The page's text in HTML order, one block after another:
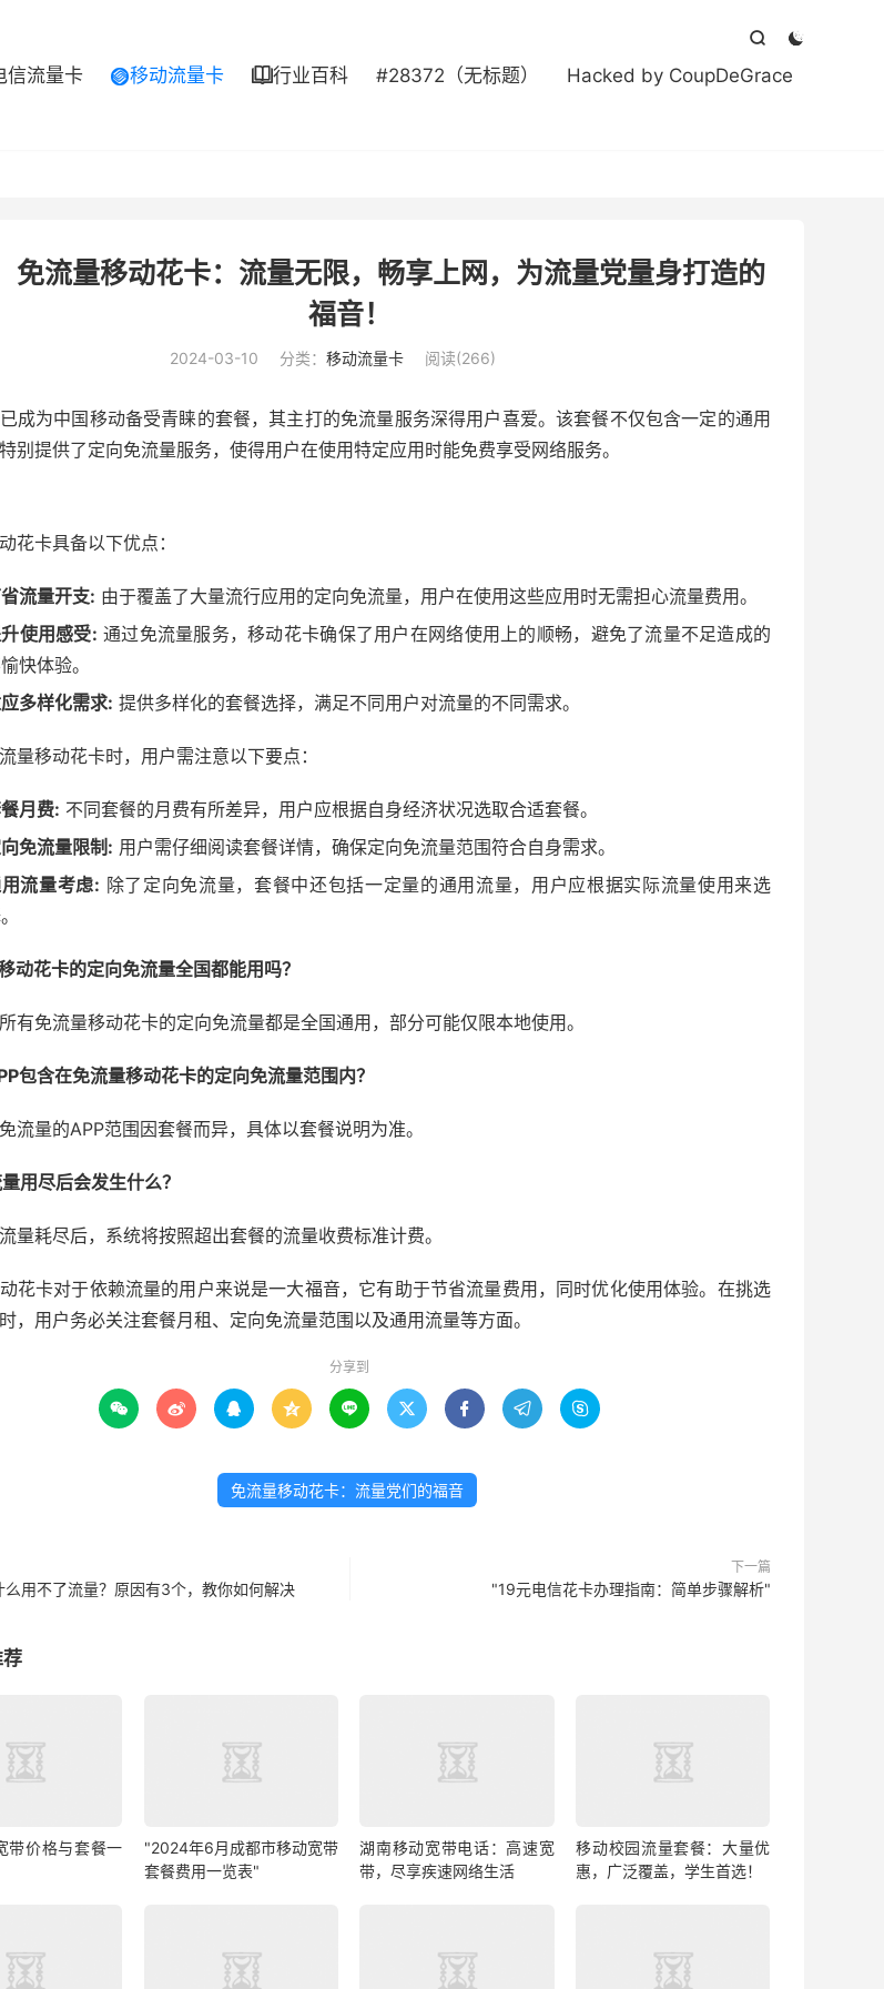


信流量卡 移动流量卡 行业百科 #28372（无标题）
Hacked by CoupDeGrace
免流量移动花卡：流量无限，畅享上网，为流量党量身打造的
福音！
2024-03-10 分类： 移动流量卡 阅读(266)
成为中国移动备受青睐的套餐，其主打的免流量服务深得用户喜爱。该套餐不仅包含一定的通用
别提供了定向免流量服务，使得用户在使用特定应用时能免费享受网络服务。
花卡具备以下优点：
流量开支: 由于覆盖了大量流行应用的定向免流量，用户在使用这些应用时无需担心流量费用。
使用感受: 通过免流量服务，移动花卡确保了用户在网络使用上的顺畅，避免了流量不足造成的
快体验。
多样化需求: 提供多样化的套餐选择，满足不同用户对流量的不同需求。
量移动花卡时，用户需注意以下要点：
月费: 不同套餐的月费有所差异，用户应根据自身经济状况选取合适套餐。
免流量限制: 用户需仔细阅读套餐详情，确保定向免流量范围符合自身需求。
流量考虑: 除了定向免流量，套餐中还包括一定量的通用流量，用户应根据实际流量使用来选
动花卡的定向免流量全国都能用吗？
有免流量移动花卡的定向免流量都是全国通用，部分可能仅限本地使用。
包含在免流量移动花卡的定向免流量范围内？
流量的APP范围因套餐而异，具体以套餐说明为准。
用尽后会发生什么？
量耗尽后，系统将按照超出套餐的流量收费标准计费。
花卡对于依赖流量的用户来说是一大福音，它有助于节省流量费用，同时优化使用体验。在挑选
，用户务必关注套餐月租、定向免流量范围以及通用流量等方面。
分享到
        
免流量移动花卡：流量党们的福音
么用不了流量？原因有3个，教你如何解决
下一篇
"19元电信花卡办理指南：简单步骤解析"
带价格与套餐一
"2024年6月成都市移动宽带
套餐费用一览表"
湖南移动宽带电话：高速宽
带，尽享疾速网络生活
移动校园流量套餐：大量优
惠，广泛覆盖，学生首选！